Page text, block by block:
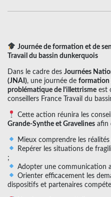
Journée de formation et de
Travail du bassin dunkerquois
Dans le cadre des Journées
(JNAI), une journée de formation
problématique de l’illettrisme est
conseillers France Travail du
Cette action réunira les
Grande-Synthe et Gravelines afin
Mieux comprendre les réalités
Repérer les situations de
;
Adopter une communication
Orienter efficacement les
dispositifs et partenaires